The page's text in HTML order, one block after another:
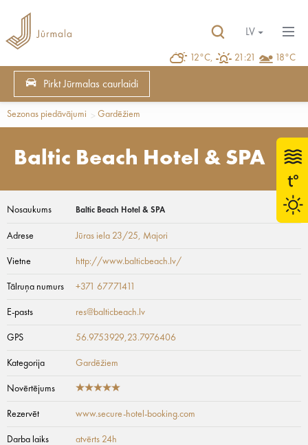
12°C, 21:21 18°C
LV
Pirkt Jūrmalas caurlaidi
Sezonas piedāvājumi Gardēžiem
Baltic Beach Hotel & SPA
Nosaukums Baltic Beach Hotel & SPA
Adrese Jūras iela 23/25, Majori
Vietne http://www.balticbeach.lv/
Tālruņa numurs +371 67771411
E-pasts res@balticbeach.lv
GPS 56.9753929,23.7976406
Kategorija Gardēžiem
Novērtējums
Rezervēt www.secure-hotel-booking.com
Darba laiks atvērts 24h